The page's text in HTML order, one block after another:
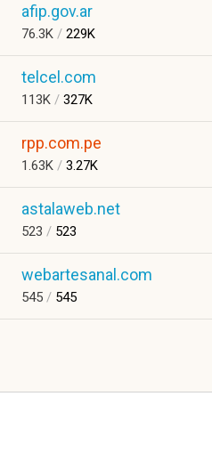
afip.gov.ar
76.3K / 229K
telcel.com
113K / 327K
rpp.com.pe
1.63K / 3.27K
astalaweb.net
523 / 523
webartesanal.com
545 / 545